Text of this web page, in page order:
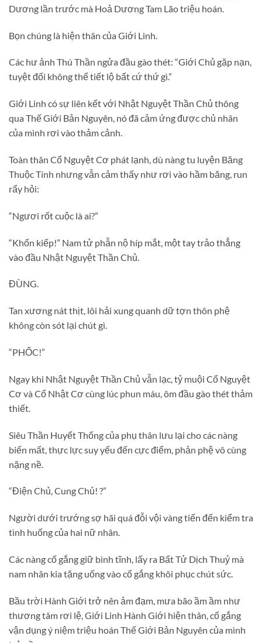
Dương lần trước mà Hoả Dương Tam Lão triệu hoán.
Bọn chúng là hiện thân của Giới Linh.
Các hư ảnh Thú Thần ngửa đầu gào thét: “Giới Chủ gặp nạn,
tuyệt đối không thể tiết lộ bất cứ thứ gì.”
Giới Linh có sự liên kết với Nhật Nguyệt Thần Chủ thông
qua Thế Giới Bản Nguyên, nó đã cảm ứng được chủ nhân
của mình rơi vào thảm cảnh.
Toàn thân Cổ Nguyệt Cơ phát lạnh, dù nàng tu luyện Băng
Thuộc Tính nhưng vẫn cảm thấy như rơi vào hầm băng, run
rẩy hỏi:
“Ngươi rốt cuộc là ai?”
“Khốn kiếp!” Nam tử phẫn nộ híp mắt, một tay trảo thẳng
vào đầu Nhật Nguyệt Thần Chủ.
ĐÙNG.
Tan xương nát thịt, lôi hải xung quanh dữ tợn thôn phệ
không còn sót lại chút gì.
“PHỐC!”
Ngay khi Nhật Nguyệt Thần Chủ vẫn lạc, tỷ muội Cổ Nguyệt
Cơ và Cổ Nhật Cơ cùng lúc phun máu, ôm đầu gào thét thảm
thiết.
Siêu Thần Huyết Thống của phụ thân lưu lại cho các nàng
biến mất, thực lực suy yếu đến cực điểm, phản phệ vô cùng
nặng nề.
“Điện Chủ, Cung Chủ! ?”
Người dưới trướng sợ hãi quá đỗi vội vàng tiến đến kiểm tra
tình huống của hai nữ nhân.
Các nàng cố gắng giữ bình tĩnh, lấy ra Bất Tử Dịch Thuỷ mà
nam nhân kia tặng uống vào cố gắng khôi phục chút sức.
Bầu trời Hành Giới trở nên ảm đạm, mưa bão ầm ầm như
thương tâm rơi lệ, Giới Linh Hành Giới hiện thân, cố gắng
vận dụng ý niệm triệu hoán Thế Giới Bản Nguyên của mình